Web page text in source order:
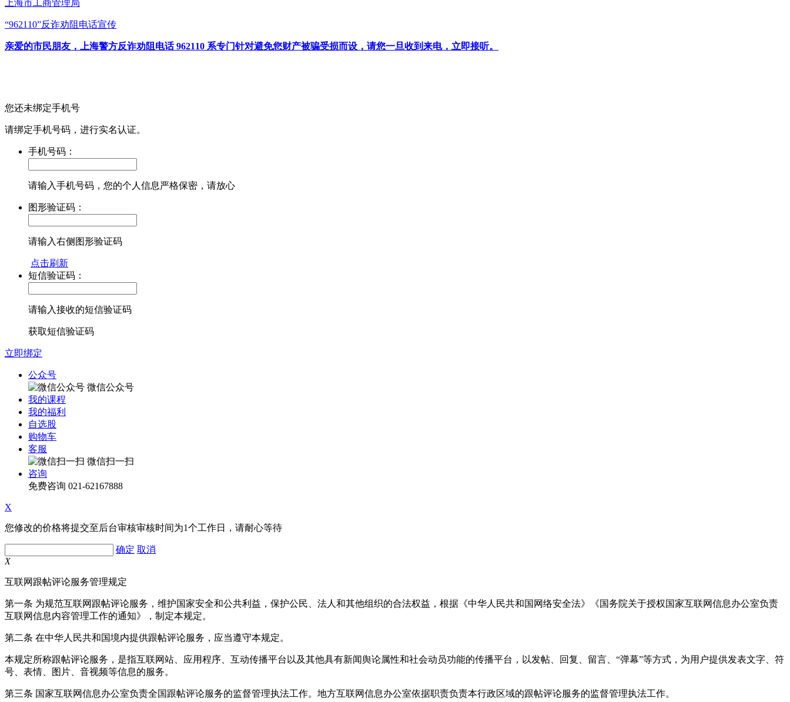
上海市工商管理局
“962110”反诈劝阻电话宣传
亲爱的市民朋友，上海警方反诈劝阻电话 962110 系专门针对避免您财产被骗受损而设，请您一旦收到来电，立即接听。
您还未绑定手机号
请绑定手机号码，进行实名认证。
手机号码：
请输入手机号码，您的个人信息严格保密，请放心
图形验证码：
请输入右侧图形验证码
点击刷新
短信验证码：
请输入接收的短信验证码
获取短信验证码
立即绑定
公众号
微信公众号
我的课程
我的福利
自选股
购物车
客服
微信扫一扫
咨询
免费咨询 021-62167888
X
您修改的价格将提交至后台审核审核时间为1个工作日，请耐心等待
确定 取消
X
互联网跟帖评论服务管理规定
第一条 为规范互联网跟帖评论服务，维护国家安全和公共利益，保护公民、法人和其他组织的合法权益，根据《中华人民共和国网络安全法》《国务院关于授权国家互联网信息办公室负责
互联网信息内容管理工作的通知》，制定本规定。
第二条 在中华人民共和国境内提供跟帖评论服务，应当遵守本规定。
本规定所称跟帖评论服务，是指互联网站、应用程序、互动传播平台以及其他具有新闻舆论属性和社会动员功能的传播平台，以发帖、回复、留言、“弹幕”等方式，为用户提供发表文字、符
号、表情、图片、音视频等信息的服务。
第三条 国家互联网信息办公室负责全国跟帖评论服务的监督管理执法工作。地方互联网信息办公室依据职责负责本行政区域的跟帖评论服务的监督管理执法工作。